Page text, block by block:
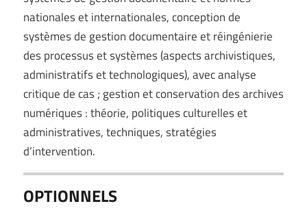
nationales et internationales, conception de
systèmes de gestion documentaire et réingénierie
des processus et systèmes (aspects archivistiques,
administratifs et technologiques), avec analyse
critique de cas ; gestion et conservation des archives
numériques : théorie, politiques culturelles et
administratives, techniques, stratégies
d’intervention.
OPTIONNELS